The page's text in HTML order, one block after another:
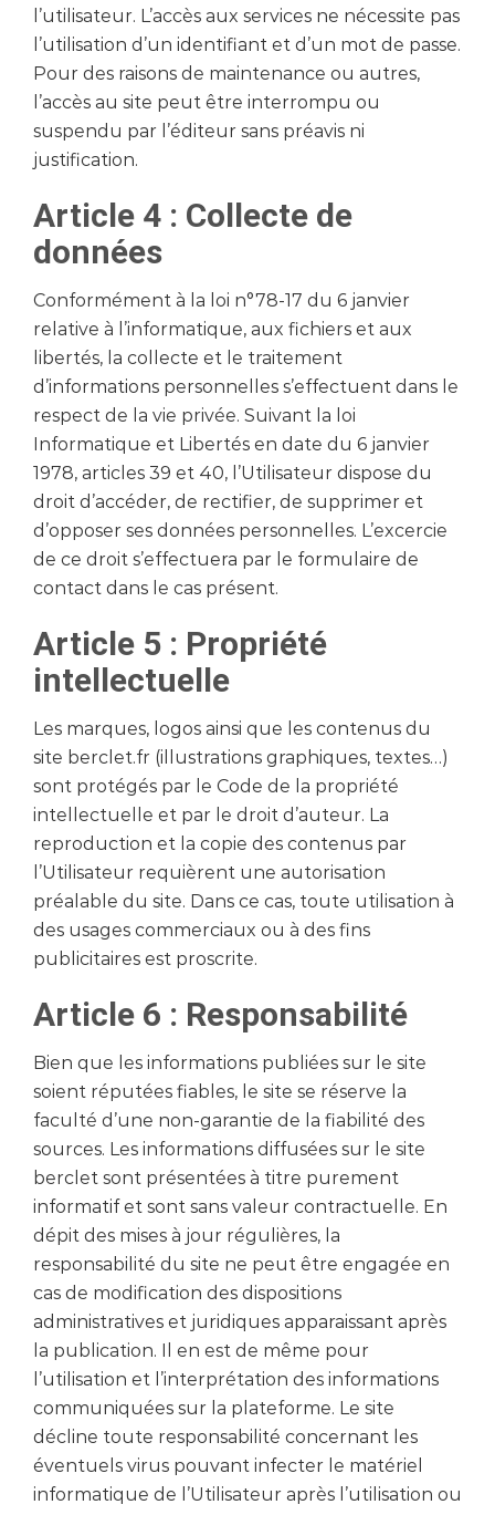
l’utilisateur. L’accès aux services ne nécessite pas
l’utilisation d’un identifiant et d’un mot de passe.
Pour des raisons de maintenance ou autres,
l’accès au site peut être interrompu ou
suspendu par l’éditeur sans préavis ni
justification.
Article 4 : Collecte de
données
Conformément à la loi n°78-17 du 6 janvier
relative à l’informatique, aux fichiers et aux
libertés, la collecte et le traitement
d’informations personnelles s’effectuent dans le
respect de la vie privée. Suivant la loi
Informatique et Libertés en date du 6 janvier
1978, articles 39 et 40, l’Utilisateur dispose du
droit d’accéder, de rectifier, de supprimer et
d’opposer ses données personnelles. L’excercie
de ce droit s’effectuera par le formulaire de
contact dans le cas présent.
Article 5 : Propriété
intellectuelle
Les marques, logos ainsi que les contenus du
site berclet.fr (illustrations graphiques, textes…)
sont protégés par le Code de la propriété
intellectuelle et par le droit d’auteur. La
reproduction et la copie des contenus par
l’Utilisateur requièrent une autorisation
préalable du site. Dans ce cas, toute utilisation à
des usages commerciaux ou à des fins
publicitaires est proscrite.
Article 6 : Responsabilité
Bien que les informations publiées sur le site
soient réputées fiables, le site se réserve la
faculté d’une non-garantie de la fiabilité des
sources. Les informations diffusées sur le site
berclet sont présentées à titre purement
informatif et sont sans valeur contractuelle. En
dépit des mises à jour régulières, la
responsabilité du site ne peut être engagée en
cas de modification des dispositions
administratives et juridiques apparaissant après
la publication. Il en est de même pour
l’utilisation et l’interprétation des informations
communiquées sur la plateforme. Le site
décline toute responsabilité concernant les
éventuels virus pouvant infecter le matériel
informatique de l’Utilisateur après l’utilisation ou